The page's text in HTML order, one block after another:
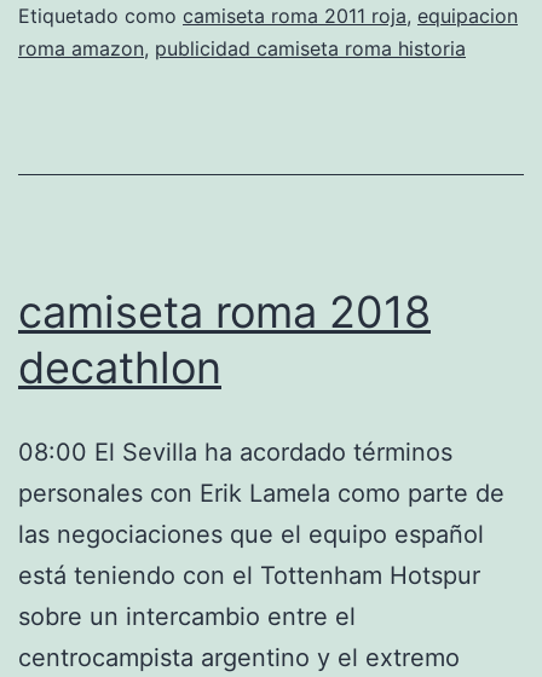
futbol
en
Etiquetado como camiseta roma 2011 roja, equipacion
roma amazon, publicidad camiseta roma historia
camiseta roma 2018
decathlon
08:00 El Sevilla ha acordado términos
personales con Erik Lamela como parte de
las negociaciones que el equipo español
está teniendo con el Tottenham Hotspur
sobre un intercambio entre el
centrocampista argentino y el extremo